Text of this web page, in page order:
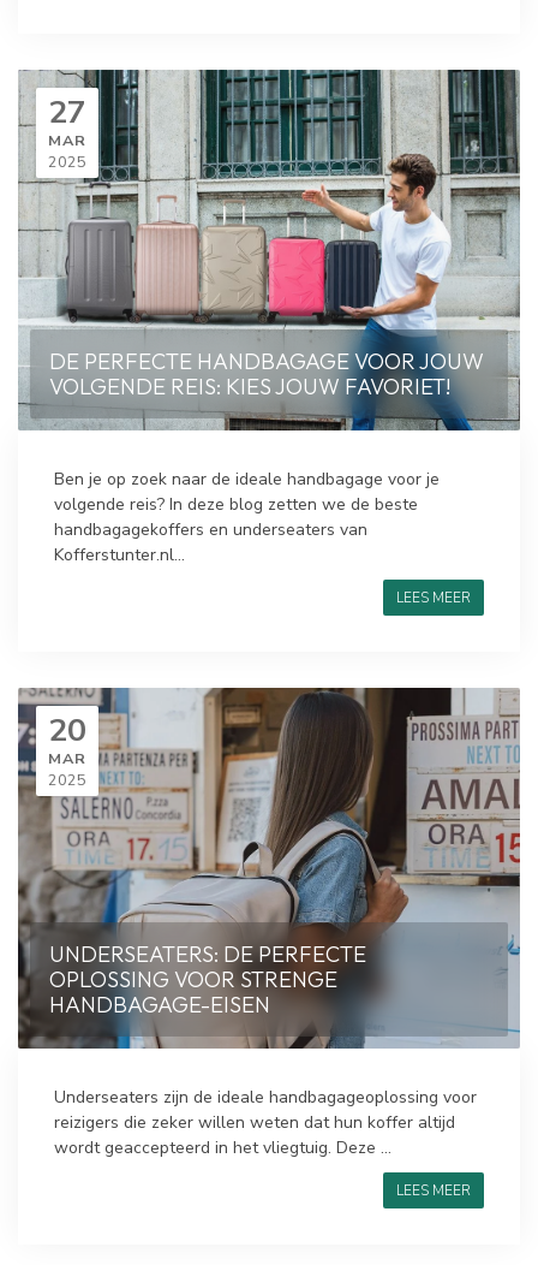
27
MAR
2025
DE PERFECTE HANDBAGAGE VOOR JOUW
VOLGENDE REIS: KIES JOUW FAVORIET!
Ben je op zoek naar de ideale handbagage voor je
volgende reis? In deze blog zetten we de beste
handbagagekoffers en underseaters van
Kofferstunter.nl...
LEES MEER
20
MAR
2025
UNDERSEATERS: DE PERFECTE
OPLOSSING VOOR STRENGE
HANDBAGAGE-EISEN
Underseaters zijn de ideale handbagageoplossing voor
reizigers die zeker willen weten dat hun koffer altijd
wordt geaccepteerd in het vliegtuig. Deze ...
LEES MEER